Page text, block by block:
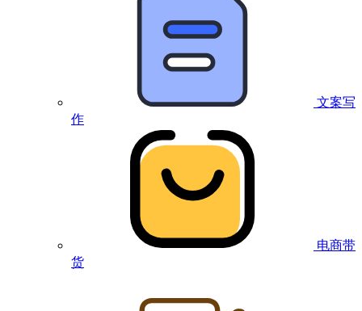
文案写
作
电商带
货